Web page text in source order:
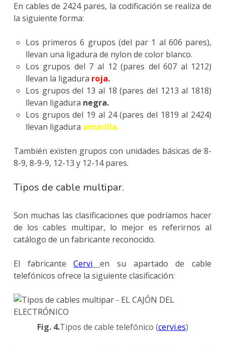
En cables de 2424 pares, la codificación se realiza de
la siguiente forma:
Los primeros 6 grupos (del par 1 al 606 pares),
llevan una ligadura de nylon de color blanco.
Los grupos del 7 al 12 (pares del 607 al 1212)
llevan la ligadura roja.
Los grupos del 13 al 18 (pares del 1213 al 1818)
llevan ligadura negra.
Los grupos del 19 al 24 (pares del 1819 al 2424)
llevan ligadura amarilla.
También existen grupos con unidades básicas de 8-
8-9, 8-9-9, 12-13 y 12-14 pares.
Tipos de cable multipar.
Son muchas las clasificaciones que podríamos hacer
de los cables multipar, lo mejor es referirnos al
catálogo de un fabricante reconocido.
El fabricanteCervi
en su apartado de cable
telefónicos ofrece la siguiente clasificación:
Fig. 4.Tipos de cable telefónico (cervi.es)